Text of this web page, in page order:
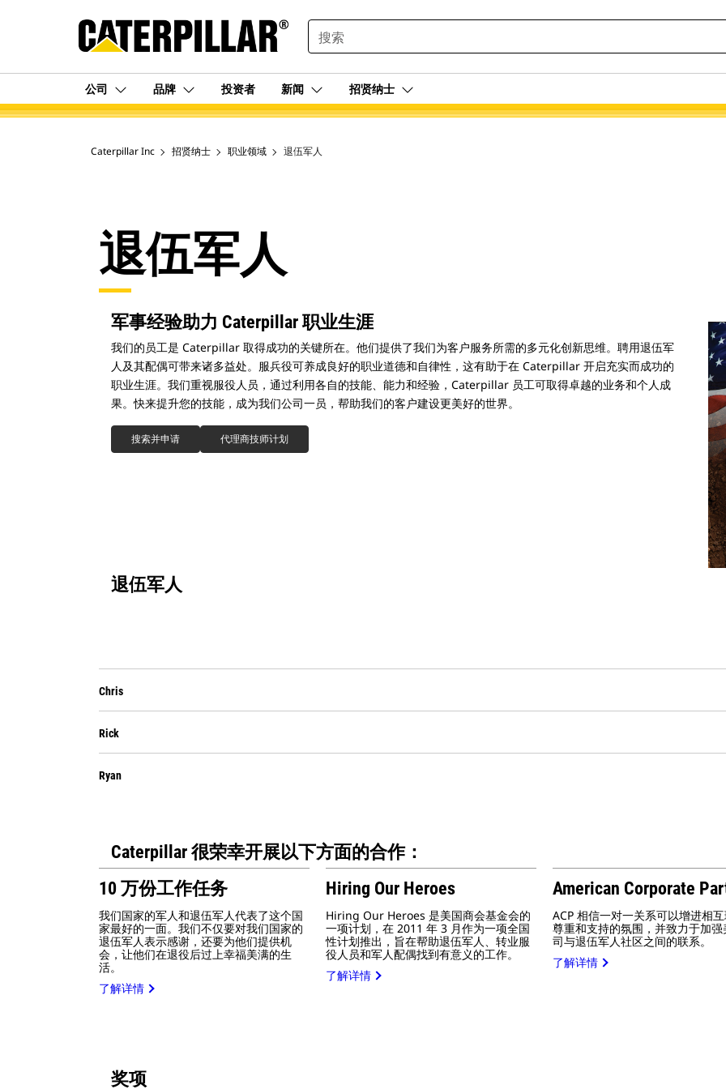
SEARCH
公司 品牌 投资者 新闻 招贤纳士
Caterpillar Inc 招贤纳士 职业领域 退伍军人
退伍军人
军事经验助力 Caterpillar 职业生涯
我们的员工是 Caterpillar 取得成功的关键所在。他们提供了我们为客户服务所需的多元化创新思维。聘用退伍军
人及其配偶可带来诸多益处。服兵役可养成良好的职业道德和自律性，这有助于在 Caterpillar 开启充实而成功的
职业生涯。我们重视服役人员，通过利用各自的技能、能力和经验，Caterpillar 员工可取得卓越的业务和个人成
果。快来提升您的技能，成为我们公司一员，帮助我们的客户建设更美好的世界。
搜索并申请 代理商技师计划
退伍军人
Chris
Rick
Ryan
Caterpillar 很荣幸开展以下方面的合作：
10 万份工作任务
我们国家的军人和退伍军人代表了这个国
家最好的一面。我们不仅要对我们国家的
退伍军人表示感谢，还要为他们提供机
会，让他们在退役后过上幸福美满的生
活。
了解详情
Hiring Our Heroes
Hiring Our Heroes 是美国商会基金会的
一项计划，在 2011 年 3 月作为一项全国
性计划推出，旨在帮助退伍军人、转业服
役人员和军人配偶找到有意义的工作。
了解详情
American Corporate
ACP 相信一对一关系可以增进相
尊重和支持的氛围，并致力于加强
司与退伍军人社区之间的联系。
了解详情
奖项